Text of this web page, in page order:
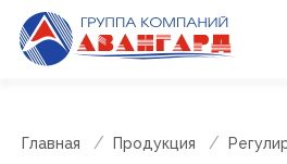
Главная Продукция